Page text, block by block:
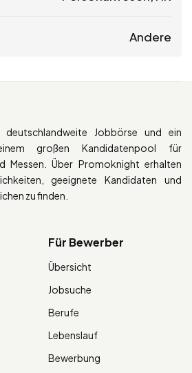
Andere
Jobbörse und ein
großen Kandidatenpool für
Messen. Über Promoknight erhalten
geeignete Kandidaten und
zu finden.
Für Bewerber
Übersicht
Jobsuche
Berufe
Lebenslauf
Bewerbung